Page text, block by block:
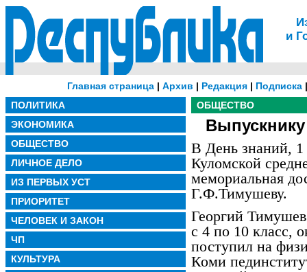
и
Главная страница | Архив | Редакция | Подписка
ПОЛИТИКА
ЭКОНОМИКА
ОБЩЕСТВО
ЛИЧНОЕ ДЕЛО
ИЗ ПЕРВЫХ УСТ
ПРИОРИТЕТ
ЧЕЛОВЕК И ЗАКОН
ЧП
КУЛЬТУРА
ОБЩЕСТВО
В День знаний, 1
Куломской
мемориальная
Г.Ф.Тимушеву.
Георгий
с 4 по 10 класс,
поступил на
Коми